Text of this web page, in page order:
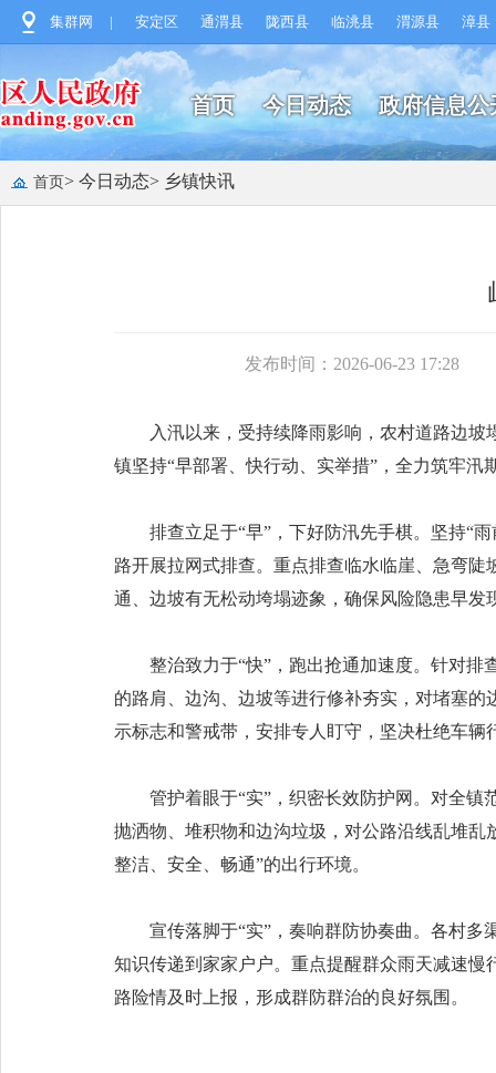
集群网 | 安定区 通渭县 陇西县 临洮县 渭源县 漳县
首页 今日动态 政府信息公
首页> 今日动态> 乡镇快讯
发布时间：2026-06-23 17:28
入汛以来，受持续降雨影响，农村道路边
镇坚持“早部署、快行动、实举措”，全力筑牢汛
排查立足于“早”，下好防汛先手棋。坚持“
路开展拉网式排查。重点排查临水临崖、急弯
通、边坡有无松动垮塌迹象，确保风险隐患早发
整治致力于“快”，跑出抢通加速度。针对
的路肩、边沟、边坡等进行修补夯实，对堵塞
示标志和警戒带，安排专人盯守，坚决杜绝车
管护着眼于“实”，织密长效防护网。对全
抛洒物、堆积物和边沟垃圾，对公路沿线乱堆
整洁、安全、畅通”的出行环境。
宣传落脚于“实”，奏响群防协奏曲。各村
知识传递到家家户户。重点提醒群众雨天减速
路险情及时上报，形成群防群治的良好氛围。